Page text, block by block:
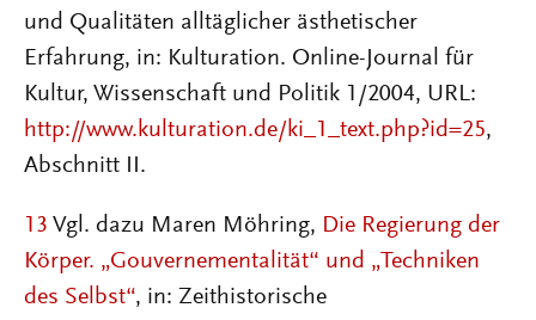
und Qualitäten alltäglicher ästhetischer
Erfahrung, in: Kulturation. Online-Journal für
Kultur, Wissenschaft und Politik 1/2004, URL:
http://www.kulturation.de/ki_1_text.php?id=25,
Abschnitt II.
13 Vgl. dazu Maren Möhring, Die Regierung der
Körper. „Gouvernementalität“ und „Techniken
des Selbst“, in: Zeithistorische